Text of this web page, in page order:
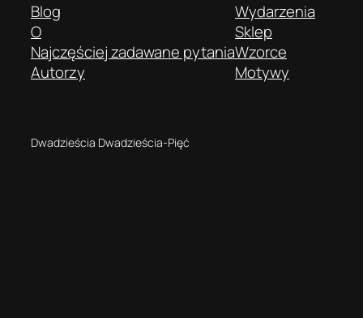
Blog
O
Najczęściej zadawane pytania
Autorzy
Wydarzenia
Sklep
Wzorce
Motywy
Dwadzieścia Dwadzieścia-Pięć